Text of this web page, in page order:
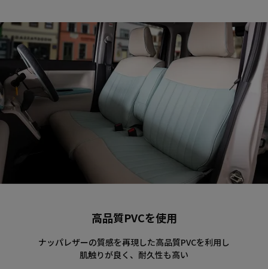
高品質PVCを使用
ナッパレザーの質感を再現した高品質PVCを利用し
肌触りが良く、耐久性も高い